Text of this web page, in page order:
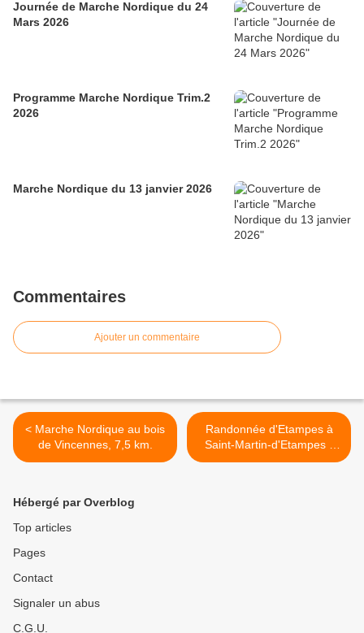
Journée de Marche Nordique du 24
Mars 2026
Programme Marche Nordique Trim.2
2026
Marche Nordique du 13 janvier 2026
Commentaires
Ajouter un commentaire
< Marche Nordique au bois
de Vincennes, 7,5 km.
Randonnée d'Etampes à
Saint-Martin-d'Etampes -
20,2 km. >
Hébergé par Overblog
Top articles
Pages
Contact
Signaler un abus
C.G.U.